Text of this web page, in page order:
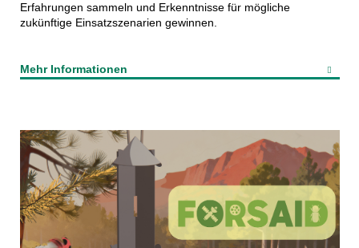
Erfahrungen sammeln und Erkenntnisse für mögliche
zukünftige Einsatzszenarien gewinnen.
Mehr Informationen